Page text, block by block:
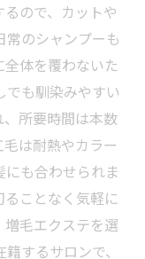
ので、カットや
常のシャンプーも
体を覆わないた
も馴染みやすい
所要時間は本数
は耐熱やカラー
も合わせられま
ことなく気軽に
毛エクステを選
するサロンで、